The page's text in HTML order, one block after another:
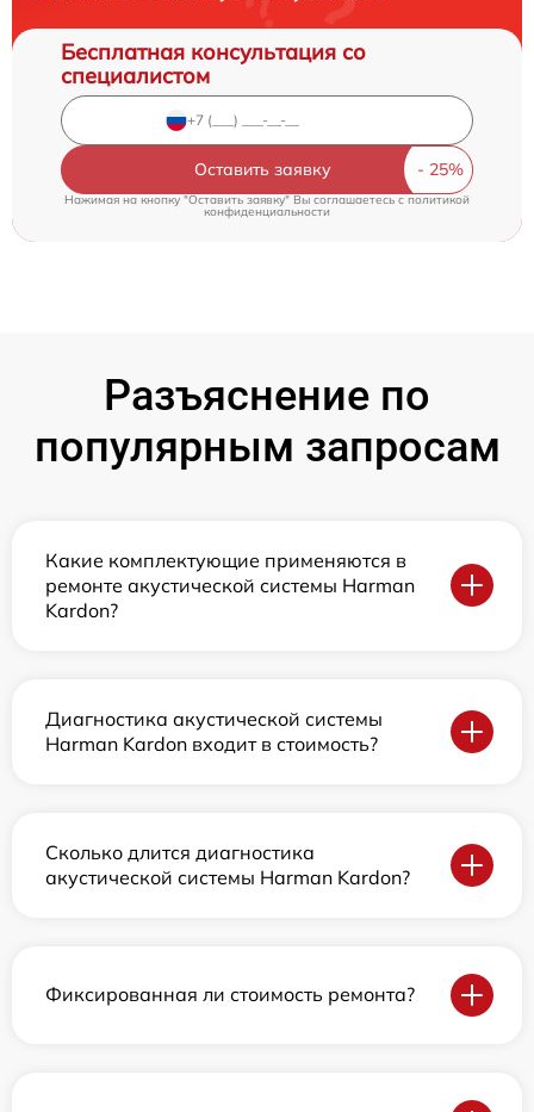
Бесплатная консультация со
специалистом
Оставить заявку
Нажимая на кнопку "Оставить заявку" Вы соглашаетесь cполитикой
конфиденциальности
Разъяснение по
популярным запросам
Какие комплектующие применяются в
ремонте акустической системы Harman
Kardon?
Диагностика акустической системы
Harman Kardon входит в стоимость?
Сколько длится диагностика
акустической системы Harman Kardon?
Фиксированная ли стоимость ремонта?